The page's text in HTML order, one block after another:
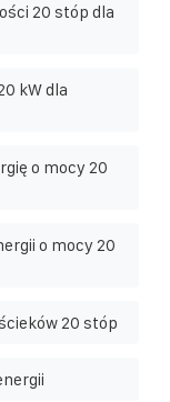
20 stóp dla
kW dla
o mocy 20
o mocy 20
20 stóp